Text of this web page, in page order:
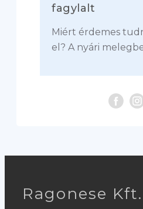
fagylalt
Miért érdemes
el? A nyári
Ragonese Kft.